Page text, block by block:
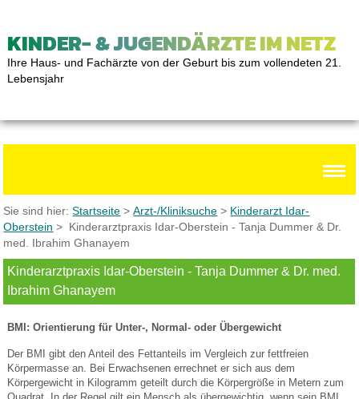
KINDER- & JUGENDÄRZTE IM NETZ
Ihre Haus- und Fachärzte von der Geburt bis zum vollendeten 21.
Lebensjahr
Sie sind hier:Startseite >Arzt-/Kliniksuche > Kinderarzt Idar-
Oberstein > Kinderarztpraxis Idar-Oberstein - Tanja Dummer & Dr.
med. Ibrahim Ghanayem
Kinderarztpraxis Idar-Oberstein - Tanja Dummer & Dr. med.
Ibrahim Ghanayem
BMI: Orientierung für Unter-, Normal- oder Übergewicht
Der BMI gibt den Anteil des Fettanteils im Vergleich zur fettfreien
Körpermasse an. Bei Erwachsenen errechnet er sich aus dem
Körpergewicht in Kilogramm geteilt durch die Körpergröße in Metern zum